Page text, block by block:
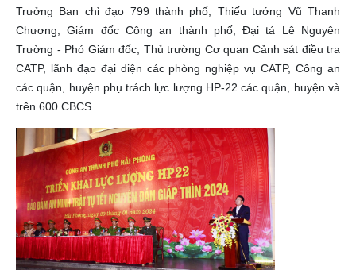
Trưởng Ban chỉ đạo 799 thành phố, Thiếu tướng Vũ Thanh
Chương, Giám đốc Công an thành phố, Đại tá Lê Nguyên
Trường - Phó Giám đốc, Thủ trường Cơ quan Cảnh sát điều tra
CATP, lãnh đạo đại diện các phòng nghiệp vụ CATP, Công an
các quận, huyện phụ trách lực lượng HP-22 các quận, huyện và
trên 600 CBCS.